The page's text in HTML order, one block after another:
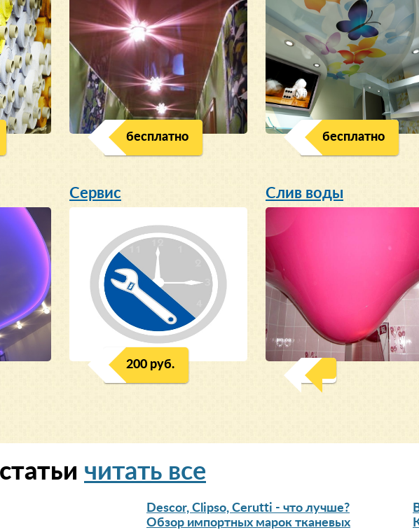
бесплатно бесплатно
Сервис
200 руб.
Слив воды
читать все
Descor, Clipso, Cerutti - что лучше?
Обзор импортных марок тканевых